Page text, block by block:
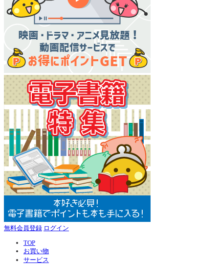
無料会員登録 ログイン
TOP
お買い物
サービス